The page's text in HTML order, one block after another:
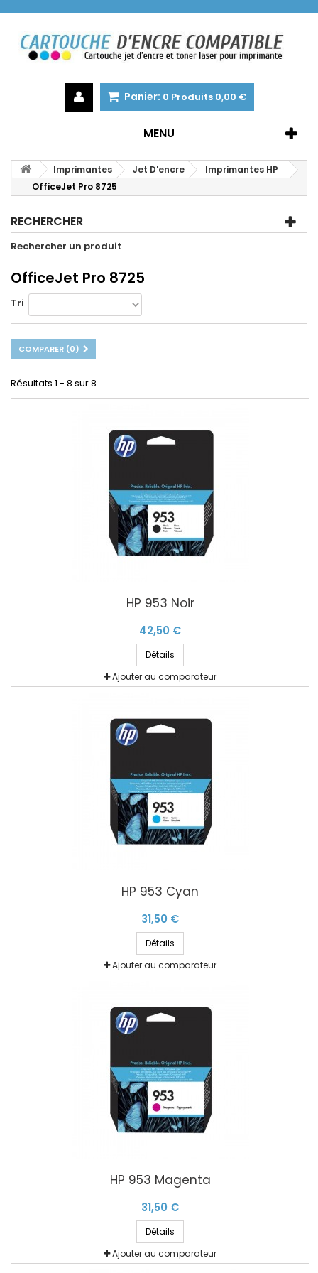
Panier: 0 Produits 0,00 €
MENU
Imprimantes Jet D'encre
Imprimantes HP
OfficeJet Pro 8725
RECHERCHER
Rechercher un produit
OfficeJet Pro 8725
Tri
COMPARER (0)
Résultats 1 - 8 sur 8.
HP 953 Noir
42,50 €
Détails
Ajouter au comparateur
HP 953 Cyan
31,50 €
Détails
Ajouter au comparateur
HP 953 Magenta
31,50 €
Détails
Ajouter au comparateur